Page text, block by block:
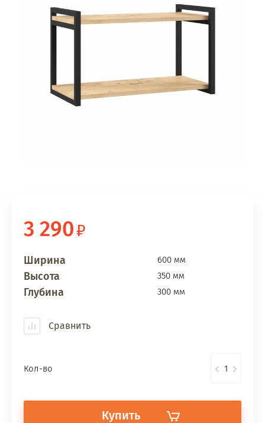
3 290
Ширина 600 мм
Высота 350 мм
Глубина 300 мм
Сравнить
Кол-во
Купить